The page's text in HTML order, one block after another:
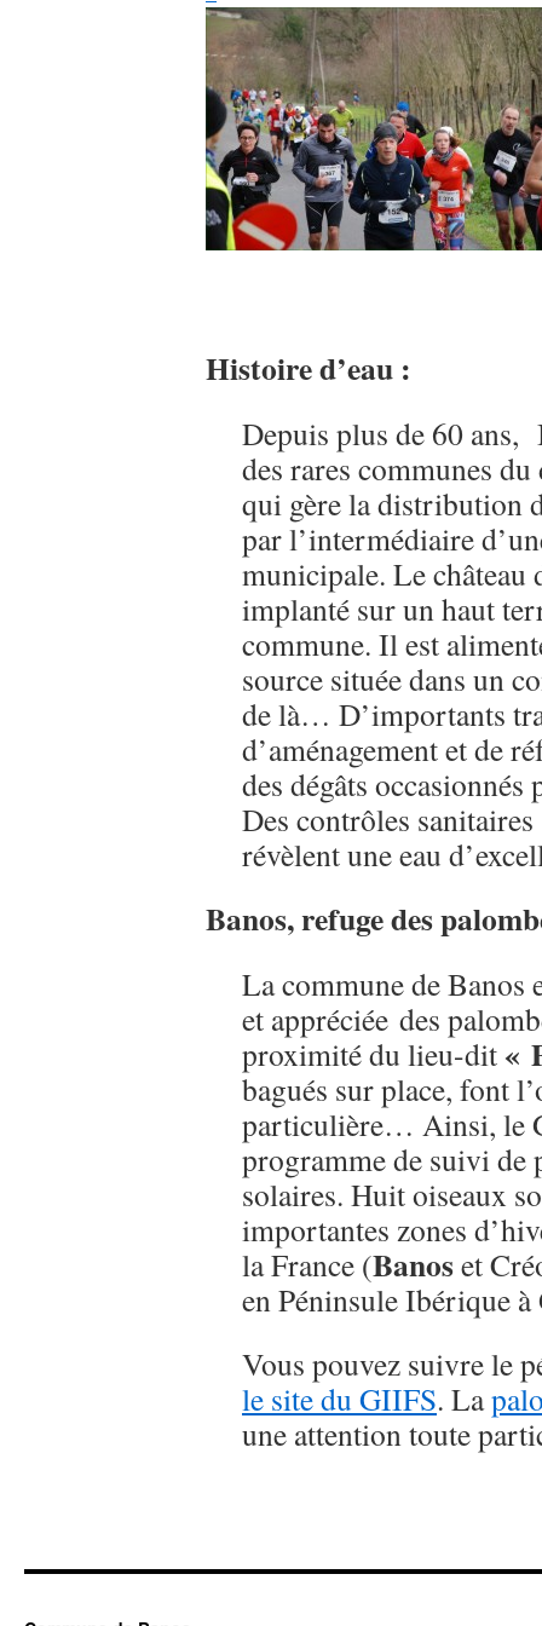
Histoire d’eau :
Depuis plus de 60 ans,
des rares communes
qui gère la distribution
par l’intermédiaire
municipale. Le château
implanté sur un haut
commune. Il est
source située dans un
de là… D’importants
d’aménagement et de
des dégâts
Des contrôles
révèlent une eau
Banos,refuge des
La commune de Banos
et appréciée des
proximité du lieu-dit «
bagués sur place, font
particulière… Ainsi, le
programme de suivi de
solaires. Huit oiseaux
importantes zones
la France (Banoset
en Péninsule Ibérique
Vous pouvez suivre le
le site du GIIFS. La
une attention toute